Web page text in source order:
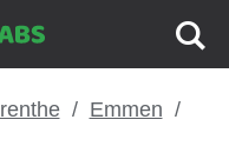
Emmen